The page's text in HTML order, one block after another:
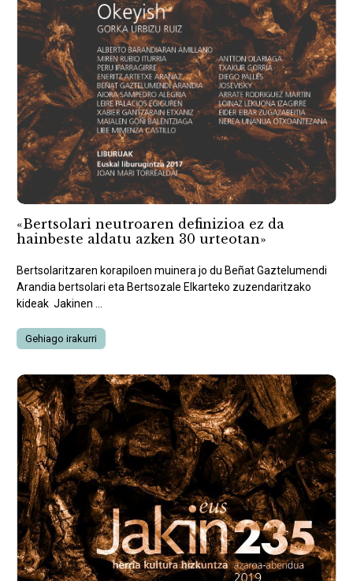
«Bertsolari neutroaren definizioa ez da
hainbeste aldatu azken 30 urteotan»
Bertsolaritzaren korapiloen muinera jo du Beñat Gaztelumendi
Arandia bertsolari eta Bertsozale Elkarteko zuzendaritzako
kideak Jakinen ...
Gehiago irakurri